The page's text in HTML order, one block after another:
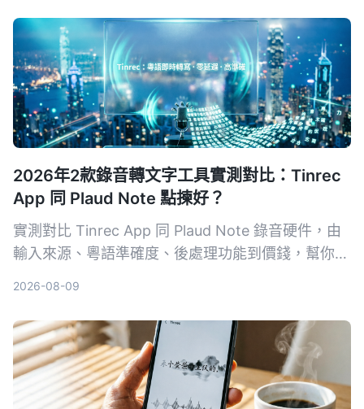
選出最適合且可靠的工具。
2026年2款錄音轉文字工具實測對比：Tinrec
App 同 Plaud Note 點揀好？
實測對比 Tinrec App 同 Plaud Note 錄音硬件，由
輸入來源、粵語準確度、後處理功能到價錢，幫你揀
2026-08-09